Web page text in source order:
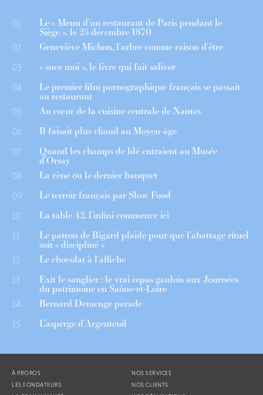
01 Le « Menu d’un restaurant de Paris pendant le
Siège », le 25 décembre 1870
02 Geneviève Michon, l’arbre comme raison d’être
03 « suce moi », le livre qui fait saliver
04 Le premier film pornographique français se passait
au restaurant
05 Au cœur de la cuisine centrale de Nantes
06 Il faisait plus chaud au Moyen-âge
07 Quand les champs de blé entraient au Musée
d’Orsay
08 La cène ou le dernier banquet
09 Le terroir français par Slow Food
10 La table 42, l’infini commence ici
11 Le patron de Bigard plaide pour que l’abattage rituel
soit « discipliné »
12 Le chocolat à l’affiche
13 Exit le sanglier : le vrai repas gaulois aux Journées
du patrimoine en Saône-et-Loire
14 Bernard Demenge parade
15 L’asperge d’Argenteuil
À PROPOS
LES FONDATEURS
NOS SERVICES
NOS CLIENTS